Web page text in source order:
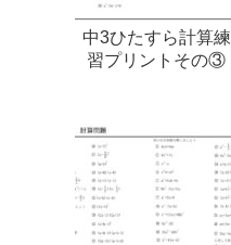
中3ひたすら計算練
習プリントその③